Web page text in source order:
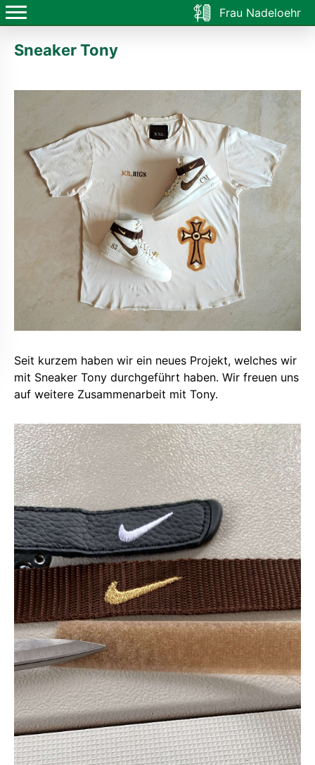
Frau Nadeloehr
Sneaker Tony
Seit kurzem haben wir ein neues Projekt, welches wir
mit Sneaker Tony durchgeführt haben. Wir freuen uns
auf weitere Zusammenarbeit mit Tony.